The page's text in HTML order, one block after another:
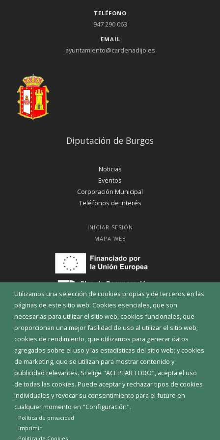
Utilizamos una selección de cookies propias y de terceros en las
páginas de este sitio web: Cookies esenciales, que son
necesarias para utilizar el sitio web; cookies funcionales, que
proporcionan una mejor facilidad de uso al utilizar el sitio web;
cookies de rendimiento, que utilizamos para generar datos
agregados sobre el uso y las estadísticas del sitio web; y cookies
de marketing, que se utilizan para mostrar contenido y
publicidad relevantes. Si elige "ACEPTAR TODO", acepta el uso
de todas las cookies. Puede aceptar y rechazar tipos de cookies
individuales y revocar su consentimiento para el futuro en
cualquier momento en "Configuración".
Política de privacidad
Imprimir
Politica de Cookies
TELÉFONO
947 290 063
EMAIL
ayuntamiento@cardenadijo.es
Diputación de Burgos
Noticias
Eventos
Corporación Municipal
Teléfonos de interés
INICIAR SESIÓN
MAPA WEB
Diputación de Burgos
Aviso Legal Política de privacidad
Política de Cookies
Declaración de accesibilidad